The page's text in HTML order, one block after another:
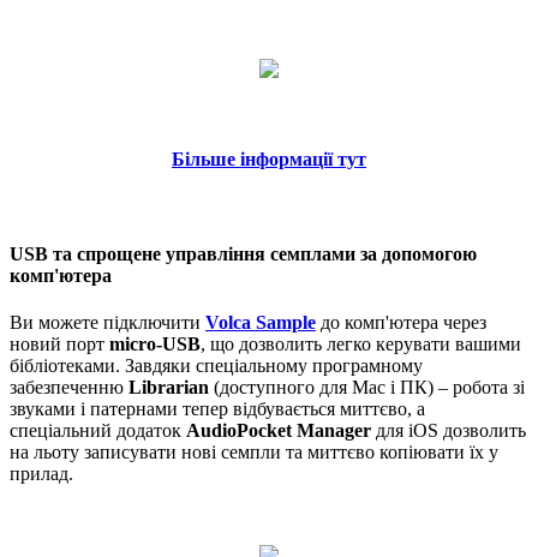
Більше інформації тут
USB та спрощене управління семплами за допомогою
комп'ютера
Ви можете підключити Volca Sample до комп'ютера через
новий порт micro-USB, що дозволить легко керувати вашими
бібліотеками. Завдяки спеціальному програмному
забезпеченню Librarian (доступного для Mac і ПК) – робота зі
звуками і патернами тепер відбувається миттєво, а
спеціальний додаток AudioPocket Manager для iOS дозволить
на льоту записувати нові семпли та миттєво копіювати їх у
прилад.